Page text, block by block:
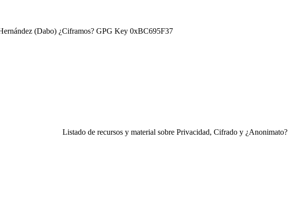
(Dabo) ¿Ciframos? GPG Key 0xBC695F37
Listado de recursos y material sobre Privacidad, Cifrado y ¿Anonimato?